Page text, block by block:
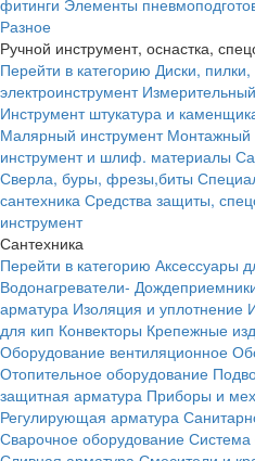
фитинги Элементы
Разное
Ручной инструмент, оснастка,
Перейти в категорию Диски,
электроинструмент
Инструмент штукатура и
Малярный инструмент Монтажный
инструмент и шлиф. материалы
Сверла, буры, фрезы,биты
сантехника Средства защиты,
инструмент
Сантехника
Перейти в категорию Аксессуары
Водонагреватели-
арматура Изоляция и уплотнение
для кип Конвекторы Крепежные
Оборудование вентиляционное
Отопительное оборудование
защитная арматура Приборы и
Регулирующая арматура
Сварочное оборудование Система